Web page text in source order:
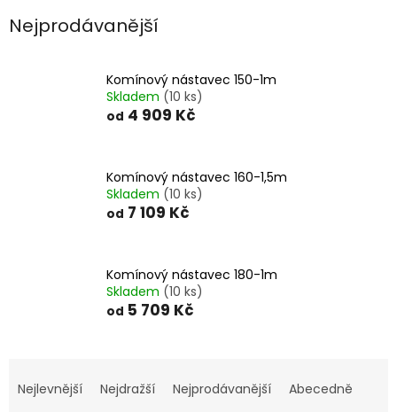
Nejprodávanější
Komínový nástavec 150-1m
Skladem (10 ks)
od 4 909 Kč
Komínový nástavec 160-1,5m
Skladem (10 ks)
od 7 109 Kč
Komínový nástavec 180-1m
Skladem (10 ks)
od 5 709 Kč
aNejlevnější Nejdražší Nejprodávanější Abecedně